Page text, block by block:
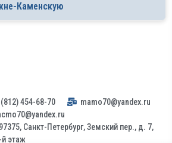
Каменскую
(812) 454-68-70
mamo70@yandex.ru
Санкт-Петербург, Земский пер., д. 7,
й этаж